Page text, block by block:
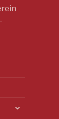
untermenü